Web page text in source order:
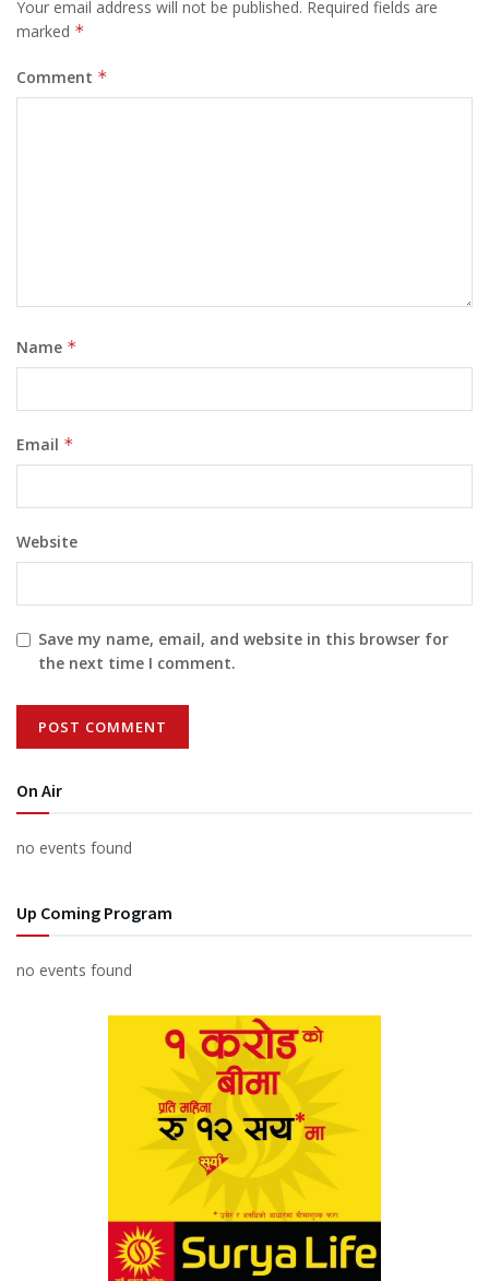
Your email address will not be published. Required fields are
marked *
Comment *
Name *
Email *
Website
Save my name, email, and website in this browser for
the next time I comment.
On Air
no events found
Up Coming Program
no events found